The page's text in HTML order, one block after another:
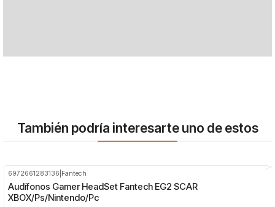
También podría interesarte uno de estos
6972661283136 Fantech
Audífonos Gamer HeadSet Fantech EG2 SCAR
XBOX/Ps/Nintendo/Pc